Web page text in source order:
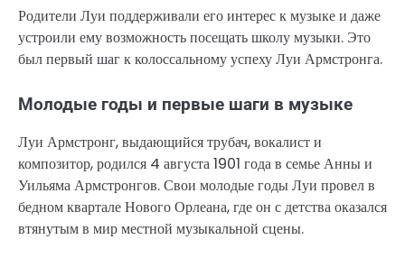
Родители Луи поддерживали его интерес к музыке и даже
устроили ему возможность посещать школу музыки. Это
был первый шаг к колоссальному успеху Луи Армстронга.
Молодые годы и первые шаги в музыке
Луи Армстронг, выдающийся трубач, вокалист и
композитор, родился 4 августа 1901 года в семье Анны и
Уильяма Армстронгов. Свои молодые годы Луи провел в
бедном квартале Нового Орлеана, где он с детства оказался
втянутым в мир местной музыкальной сцены.